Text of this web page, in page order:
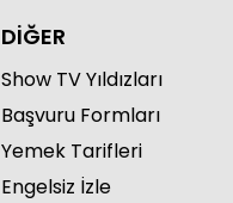
DİĞER
Show TV Yıldızları
Başvuru Formları
Yemek Tarifleri
Engelsiz İzle